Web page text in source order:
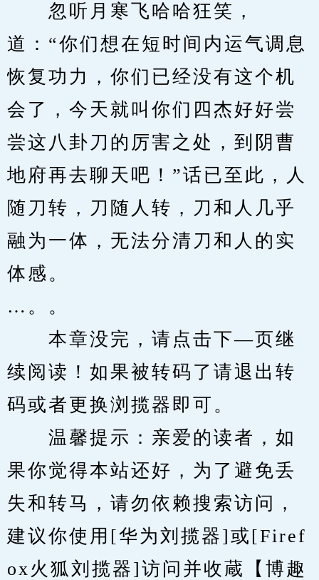
忽听月寒飞哈哈狂笑，
道：“你们想在短时间内运气调息
恢复功力，你们已经没有这个机
会了，今天就叫你们四杰好好尝
尝这八卦刀的厉害之处，到阴曹
地府再去聊天吧！”话已至此，人
随刀转，刀随人转，刀和人几乎
融为一体，无法分清刀和人的实
体感。
…。。
本章没完，请点击下—页继
续阅读！如果被转码了请退出转
码或者更换浏揽器即可。
温馨提示：亲爱的读者，如
果你觉得本站还好，为了避免丢
失和转马，请勿依赖搜索访问，
建议你使用[华为刘揽器]或[Firef
ox火狐刘揽器]访问并收蔵【博趣